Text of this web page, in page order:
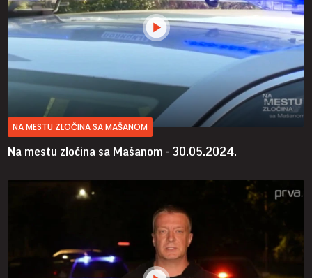
NA MESTU ZLOČINA SA MAŠANOM
Na mestu zločina sa Mašanom - 30.05.2024.